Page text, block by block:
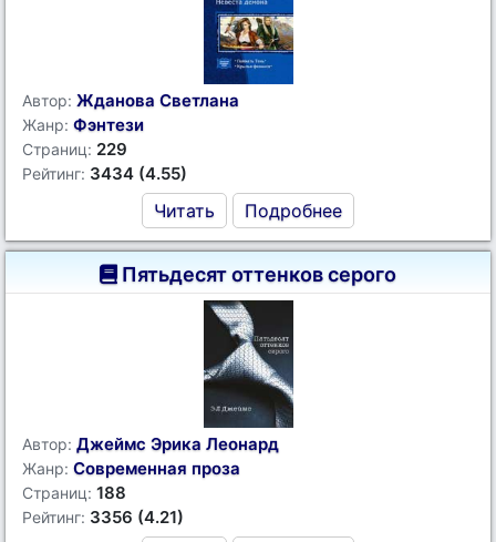
Автор: Жданова Светлана
Жанр: Фэнтези
Страниц: 229
Рейтинг: 3434 (4.55)
Читать Подробнее
Пятьдесят оттенков серого
Автор: Джеймс Эрика Леонард
Жанр: Современная проза
Страниц: 188
Рейтинг: 3356 (4.21)